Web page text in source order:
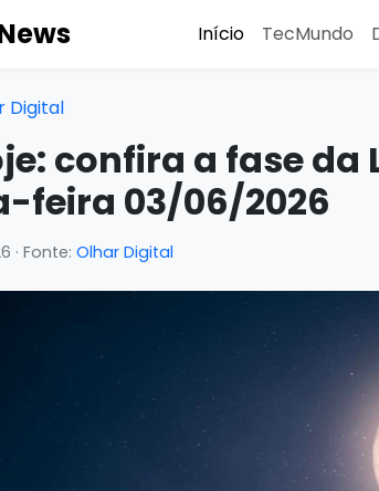
Início TecMundo
Digital
confira a fase da
feira 03/06/2026
· Fonte: Olhar Digital